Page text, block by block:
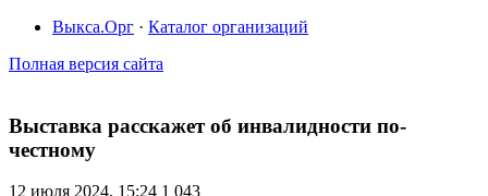
Выкса.Орг · Каталог организаций
Полная версия сайта
Выставка расскажет об инвалидности по-
честному
12 июля 2024, 15:24 1 043